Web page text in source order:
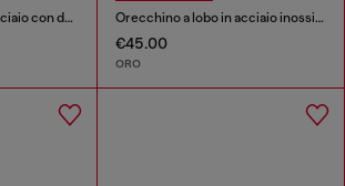
Orecchino a lobo in acciaio con dettagli luminosi Orecchino a lobo in acciaio inossidabile dorato
€45.00
ORO